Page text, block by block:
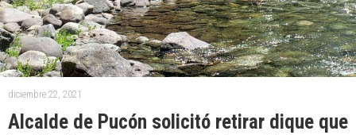
diciembre 22, 2021
Alcalde de Pucón solicitó retirar dique que